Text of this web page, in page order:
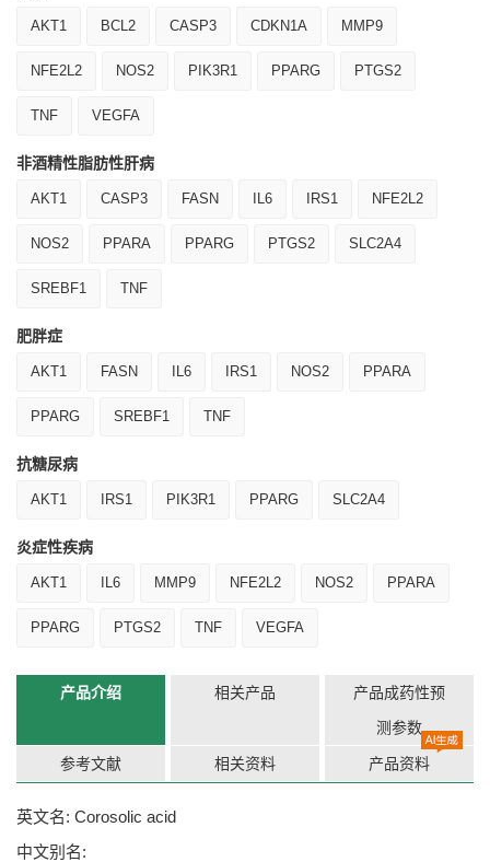
AKT1 BCL2 CASP3 CDKN1A MMP9
NFE2L2 NOS2 PIK3R1 PPARG PTGS2
TNF VEGFA
非酒精性脂肪性肝病
AKT1 CASP3 FASN IL6 IRS1 NFE2L2
NOS2 PPARA PPARG PTGS2 SLC2A4
SREBF1 TNF
肥胖症
AKT1 FASN IL6 IRS1 NOS2 PPARA
PPARG SREBF1 TNF
抗糖尿病
AKT1 IRS1 PIK3R1 PPARG SLC2A4
炎症性疾病
AKT1 IL6 MMP9 NFE2L2 NOS2 PPARA
PPARG PTGS2 TNF VEGFA
产品介绍 相关产品
产品成药性预
测参数
参考文献 相关资料 产品资料
英文名: Corosolic acid
中文别名: